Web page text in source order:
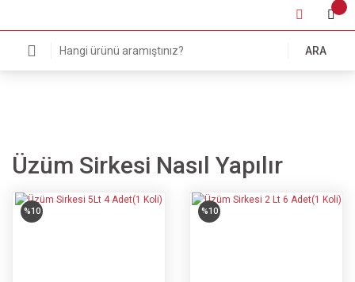
ARA
Üzüm Sirkesi Nasıl Yapılır
%10 %10